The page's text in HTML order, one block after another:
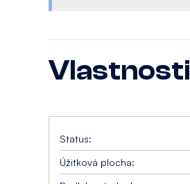
Vlastnosti
Status:
Úžitková plocha: